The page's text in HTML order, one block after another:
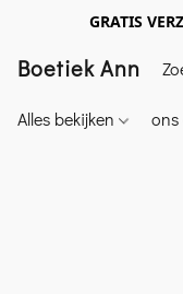
GRATIS
Boetiek Ann
Alles bekijken